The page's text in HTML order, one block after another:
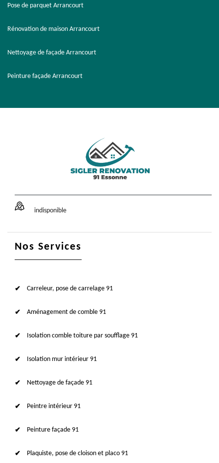
Pose de parquet Arrancourt
Rénovation de maison Arrancourt
Nettoyage de façade Arrancourt
Peinture façade Arrancourt
indisponible
Nos Services
Carreleur, pose de carrelage 91
Aménagement de comble 91
Isolation comble toiture par soufflage 91
Isolation mur intérieur 91
Nettoyage de façade 91
Peintre intérieur 91
Peinture façade 91
Plaquiste, pose de cloison et placo 91